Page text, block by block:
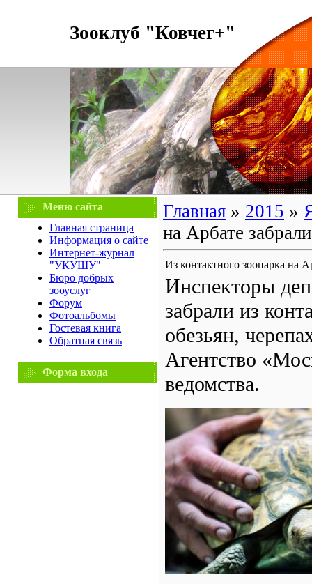
Зооклуб "Ковчег+"
Меню сайта
Главная страница
Информация о сайте
Интернет-журнал
"УКУШУ"
Бюро добрых
зооуслуг
Форум
Фотоальбомы
Гостевая книга
Обратная связь
Форма входа
Главная » 2015 »
на Арбате
Из контактного зоопарка на
Инспекторы
забрали из
обезьян,
Агентство
ведомства.